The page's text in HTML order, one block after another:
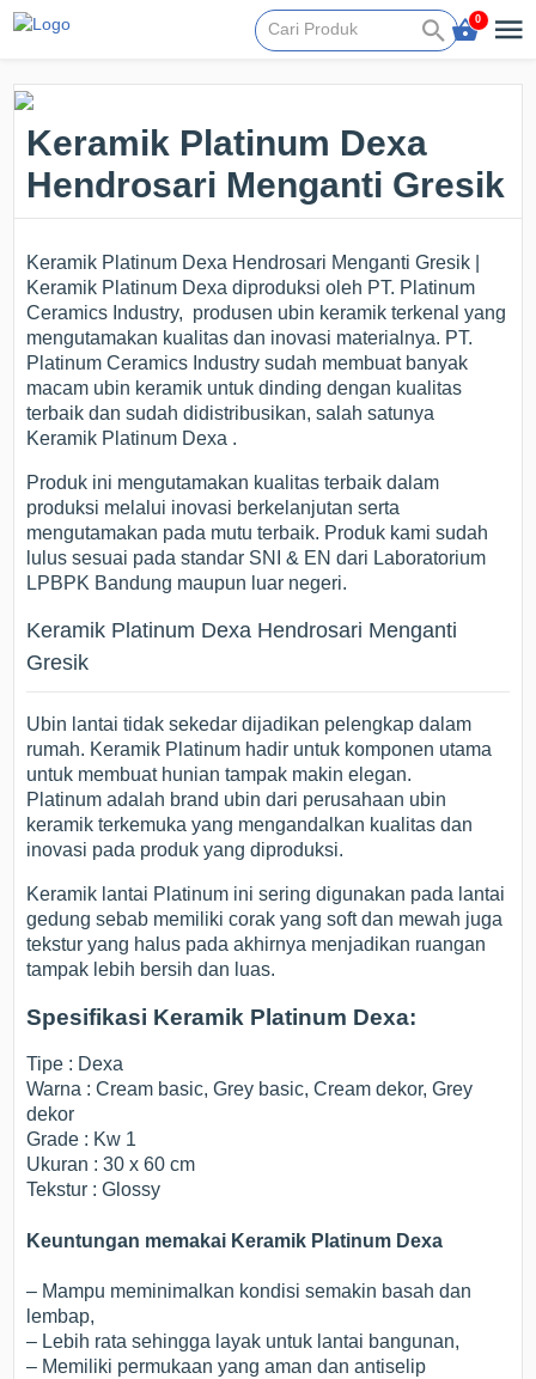
0
Keramik Platinum Dexa
Hendrosari Menganti Gresik
Keramik Platinum Dexa Hendrosari Menganti Gresik |
Keramik Platinum Dexa diproduksi oleh PT. Platinum
Ceramics Industry, produsen ubin keramik terkenal yang
mengutamakan kualitas dan inovasi materialnya. PT.
Platinum Ceramics Industry sudah membuat banyak
macam ubin keramik untuk dinding dengan kualitas
terbaik dan sudah didistribusikan, salah satunya
Keramik Platinum Dexa .
Produk ini mengutamakan kualitas terbaik dalam
produksi melalui inovasi berkelanjutan serta
mengutamakan pada mutu terbaik. Produk kami sudah
lulus sesuai pada standar SNI & EN dari Laboratorium
LPBPK Bandung maupun luar negeri.
Keramik Platinum Dexa Hendrosari Menganti
Gresik
Ubin lantai tidak sekedar dijadikan pelengkap dalam
rumah. Keramik Platinum hadir untuk komponen utama
untuk membuat hunian tampak makin elegan.
Platinum adalah brand ubin dari perusahaan ubin
keramik terkemuka yang mengandalkan kualitas dan
inovasi pada produk yang diproduksi.
Keramik lantai Platinum ini sering digunakan pada lantai
gedung sebab memiliki corak yang soft dan mewah juga
tekstur yang halus pada akhirnya menjadikan ruangan
tampak lebih bersih dan luas.
Spesifikasi Keramik Platinum Dexa:
Tipe : Dexa
Warna : Cream basic, Grey basic, Cream dekor, Grey
dekor
Grade : Kw 1
Ukuran : 30 x 60 cm
Tekstur : Glossy
Keuntungan memakai Keramik Platinum Dexa
– Mampu meminimalkan kondisi semakin basah dan
lembap,
– Lebih rata sehingga layak untuk lantai bangunan,
– Memiliki permukaan yang aman dan antiselip